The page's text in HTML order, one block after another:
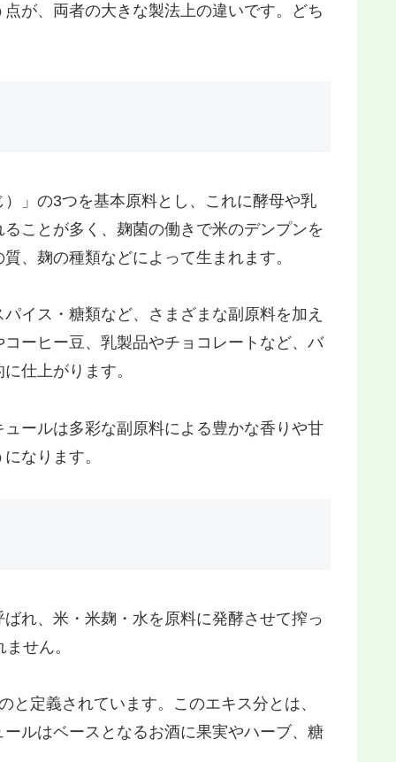
が、両者の大きな製法上の違いです。どち
」の3つを基本原料とし、これに酵母や乳
ことが多く、麹菌の働きで米のデンプンを
、麹の種類などによって生まれます。
イス・糖類など、さまざまな副原料を加え
ーヒー豆、乳製品やチョコレートなど、バ
仕上がります。
ールは多彩な副原料による豊かな香りや甘
なります。
れ、米・米麹・水を原料に発酵させて搾っ
せん。
定義されています。このエキス分とは、
ルはベースとなるお酒に果実やハーブ、糖